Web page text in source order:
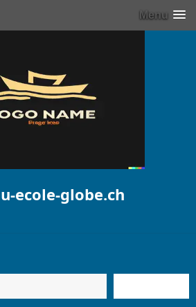
Menu
ecole-globe.ch